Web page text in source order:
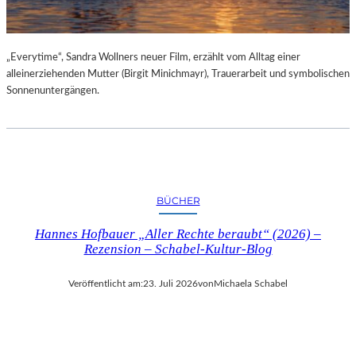
„Everytime“, Sandra Wollners neuer Film, erzählt vom Alltag einer
alleinerziehenden Mutter (Birgit Minichmayr), Trauerarbeit und symbolischen
Sonnenuntergängen.
BÜCHER
Hannes Hofbauer „Aller Rechte beraubt“ (2026) –
Rezension – Schabel-Kultur-Blog
Veröffentlicht am:23. Juli 2026vonMichaela Schabel